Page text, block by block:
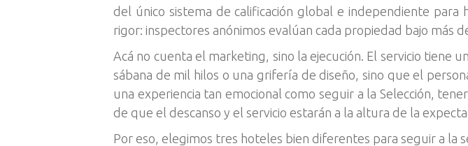
del único sistema de calificación global e independiente
rigor: inspectores anónimos evalúan cada propiedad bajo más
Acá no cuenta el marketing, sino la ejecución. El servicio tiene
sábana de mil hilos o una grifería de diseño, sino que el
una experiencia tan emocional como seguir a la Selección,
de que el descanso y el servicio estarán a la altura de la
Por eso, elegimos tres hoteles bien diferentes para seguir a la